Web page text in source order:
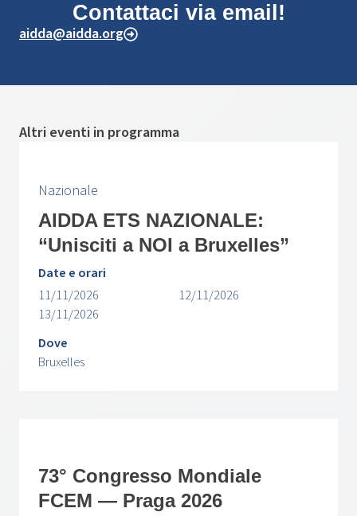
Contattaci via email!
aidda@aidda.org
Altri eventi in programma
Nazionale
AIDDA ETS NAZIONALE:
“Unisciti a NOI a Bruxelles”
Date e orari
11/11/2026
12/11/2026
13/11/2026
Dove
Bruxelles
73° Congresso Mondiale
FCEM — Praga 2026